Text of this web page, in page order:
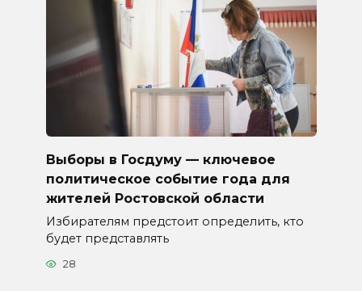
Выборы в Госдуму — ключевое
политическое событие года для
жителей Ростовской области
Избирателям предстоит определить, кто
будет представлять
28